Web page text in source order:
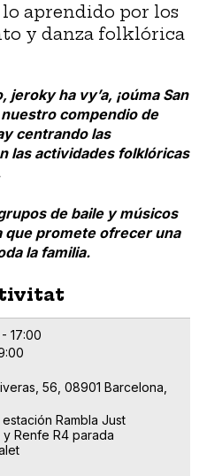
aprendido por los
y danza folklórica
jeroky ha vy’a, ¡oúma San
compendio de
centrando las
las actividades folklóricas
de baile y músicos
que promete ofrecer una
la familia.
17:00
56, 08901 Barcelona,
estación Rambla Just
Renfe R4 parada